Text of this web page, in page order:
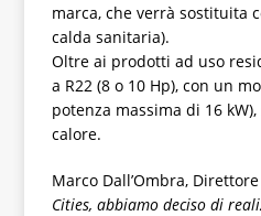
marca, che verrà sostituita
calda sanitaria).
Oltre ai prodotti ad uso
a R22 (8 o 10 Hp), con un
potenza massima di 16
calore.
Marco Dall’Ombra,
Cities, abbiamo deciso di